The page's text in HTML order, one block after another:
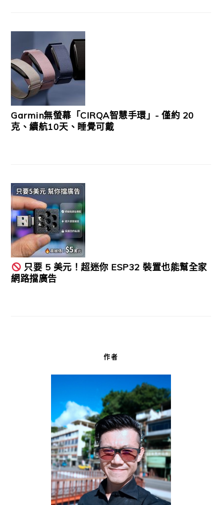
Garmin無螢幕「CIRQA智慧手環」- 僅約 20
克、續航10天、睡覺可戴
只要 5 美元！超迷你 ESP32 裝置也能幫全家
網路擋廣告
作者